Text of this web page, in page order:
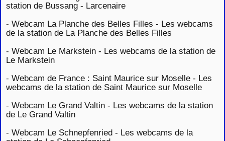
station de Bussang - Larcenaire
- Webcam La Planche des Belles Filles - Les webcams
de la station de La Planche des Belles Filles
- Webcam Le Markstein - Les webcams de la station de
Le Markstein
- Webcam de France : Saint Maurice sur Moselle - Les
webcams de la station de Saint Maurice sur Moselle
- Webcam Le Grand Valtin - Les webcams de la station
de Le Grand Valtin
- Webcam Le Schnepfenried - Les webcams de la